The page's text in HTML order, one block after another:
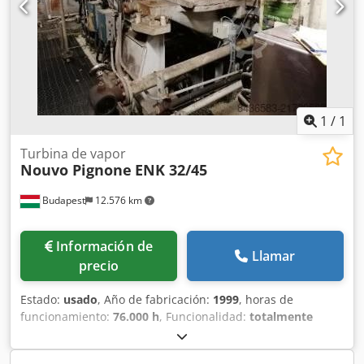
información adicional, póngase en contacto por correo
electrónico. Dwodpfezdqmyox Abgsa Presente una oferta
por cada grupo GTA.
1 / 1
Budapest 12.576 km
Turbina de vapor
Nouvo Pignone ENK 32/45
Información de
precio
Llamar
Estado: usado, Año de fabricación: 1999, horas de
funcionamiento: 76.000 h, Funcionalidad: totalmente
, Parámetros técnicos: • Fabricante: Nouvo
Pignone • Tipo: ENK 32/45 (1999) turbina de extracción-